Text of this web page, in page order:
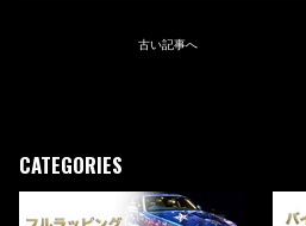
古い記事へ
CATEGORIES